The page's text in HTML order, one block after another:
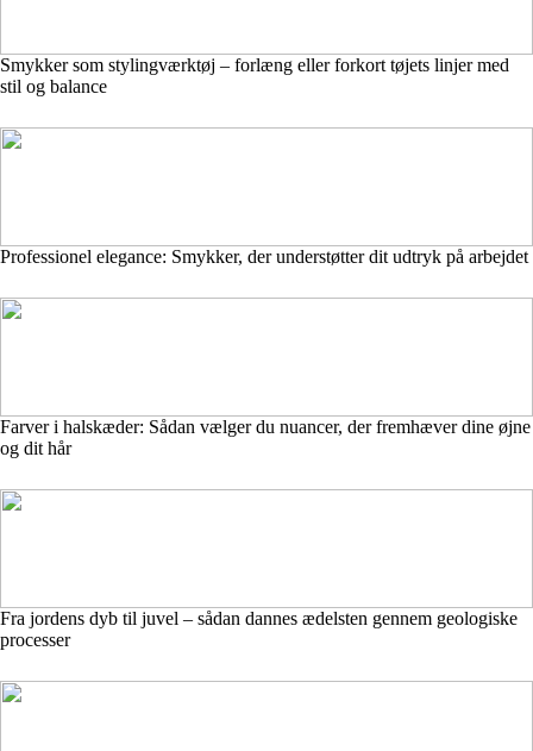
Smykker som stylingværktøj – forlæng eller forkort tøjets linjer med
stil og balance
Professionel elegance: Smykker, der understøtter dit udtryk på arbejdet
Farver i halskæder: Sådan vælger du nuancer, der fremhæver dine øjne
og dit hår
Fra jordens dyb til juvel – sådan dannes ædelsten gennem geologiske
processer